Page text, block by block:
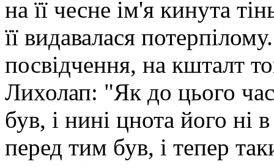
на її чесне ім'я кинута
її видавалася
посвідчення, на кшталт
Лихолап: "Як до цього
був, і нині цнота його
перед тим був, і тепер